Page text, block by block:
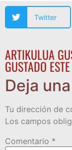
Twitter
ARTIKULUA
GUSTADO
Deja
Tu dirección de
Los campos
Comentario *